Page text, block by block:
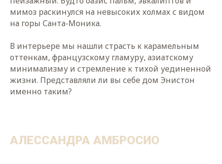
мимоз раскинулся на невысоких холмах с видом
на горы Санта-Моника.
В интерьере мы нашли страсть к карамельным
оттенкам, французскому гламуру, азиатскому
минимализму и стремление к тихой уединенной
жизни. Представляли ли вы себе дом Энистон
именно таким?
АЛЕССАНДРА АМБРОСИО